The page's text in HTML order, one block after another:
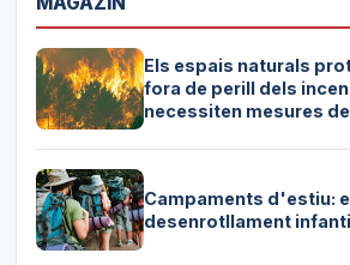
Els espais naturals
fora de perill dels
necessiten mesures
Campaments d'estiu:
desenrotllament